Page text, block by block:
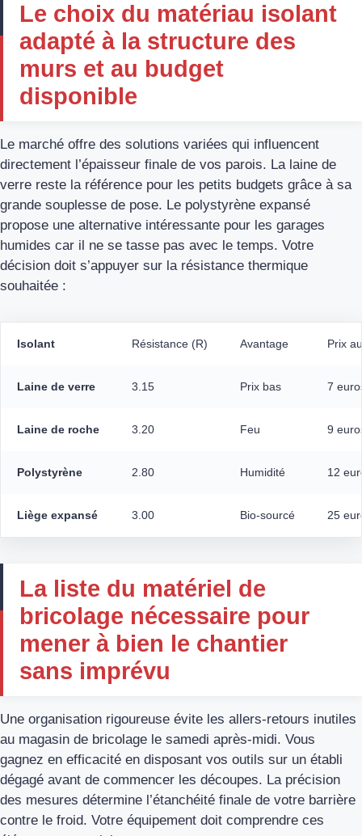
Le choix du matériau isolant
adapté à la structure des
murs et au budget
disponible
Le marché offre des solutions variées qui influencent
directement l’épaisseur finale de vos parois. La laine de
verre reste la référence pour les petits budgets grâce à sa
grande souplesse de pose. Le polystyrène expansé
propose une alternative intéressante pour les garages
humides car il ne se tasse pas avec le temps. Votre
décision doit s’appuyer sur la résistance thermique
souhaitée :
Isolant Résistance (R) Avantage Prix
Laine de verre 3.15 Prix bas 7
Laine de roche 3.20 Feu 9
Polystyrène 2.80 Humidité 12
Liège expansé 3.00 Bio-sourcé 25
La liste du matériel de
bricolage nécessaire pour
mener à bien le chantier
sans imprévu
Une organisation rigoureuse évite les allers-retours inutiles
au magasin de bricolage le samedi après-midi. Vous
gagnez en efficacité en disposant vos outils sur un établi
dégagé avant de commencer les découpes. La précision
des mesures détermine l’étanchéité finale de votre barrière
contre le froid. Votre équipement doit comprendre ces